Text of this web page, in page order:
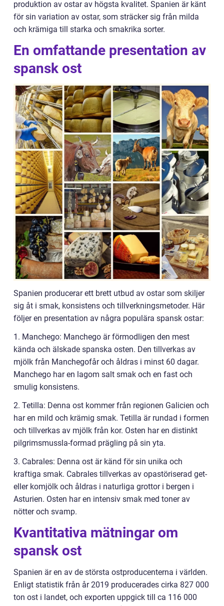
produktion av ostar av högsta kvalitet. Spanien är känt
för sin variation av ostar, som sträcker sig från milda
och krämiga till starka och smakrika sorter.
En omfattande presentation av
spansk ost
Spanien producerar ett brett utbud av ostar som skiljer
sig åt i smak, konsistens och tillverkningsmetoder. Här
följer en presentation av några populära spansk ostar:
1. Manchego: Manchego är förmodligen den mest
kända och älskade spanska osten. Den tillverkas av
mjölk från Manchegofår och åldras i minst 60 dagar.
Manchego har en lagom salt smak och en fast och
smulig konsistens.
2. Tetilla: Denna ost kommer från regionen Galicien och
har en mild och krämig smak. Tetilla är rundad i formen
och tillverkas av mjölk från kor. Osten har en distinkt
pilgrimsmussla-formad prägling på sin yta.
3. Cabrales: Denna ost är känd för sin unika och
kraftiga smak. Cabrales tillverkas av opastöriserad get-
eller komjölk och åldras i naturliga grottor i bergen i
Asturien. Osten har en intensiv smak med toner av
nötter och svamp.
Kvantitativa mätningar om
spansk ost
Spanien är en av de största ostproducenterna i världen.
Enligt statistik från år 2019 producerades cirka 827 000
ton ost i landet, och exporten uppgick till ca 116 000